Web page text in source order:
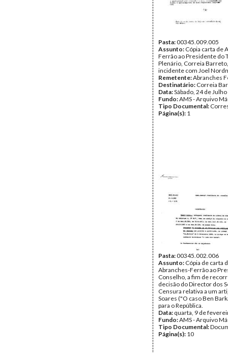
Pasta:00345.009.005
Assunto: Cópia carta de
Ferrão ao Presidente do
Plenário, Correia
incidente com Joel
Remetente:Abranches
Destinatário: Correia
Data:Sábado, 24 de
Fundo:AMS - Arquivo
Tipo Documental:
Página(s): 1
Pasta:00345.002.006
Assunto: Cópia de carta
Abranches-Ferrão ao
Conselho, a fim de
decisão do Director dos
Censura relativa a um
Soares ("O caso Ben
para o República.
Data: quarta, 9 de
Fundo:AMS - Arquivo
Tipo Documental:
Página(s): 10